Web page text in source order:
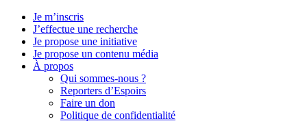
Je m’inscris
J’effectue une recherche
Je propose une initiative
Je propose un contenu média
À propos
Qui sommes-nous ?
Reporters d’Espoirs
Faire un don
Politique de confidentialité